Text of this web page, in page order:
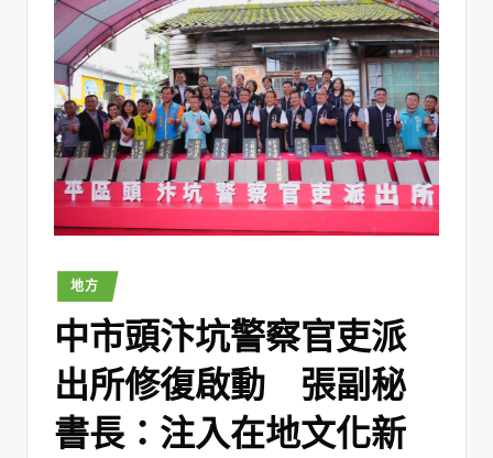
地方
中市頭汴坑警察官吏派
出所修復啟動 張副秘
書長：注入在地文化新